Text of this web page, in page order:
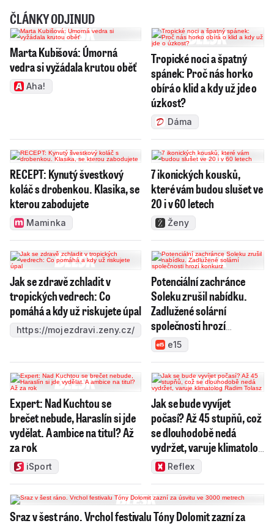
ČLÁNKY ODJINUD
Marta Kubišová: Úmorná
vedra si vyžádala krutou oběť
Aha!
Tropické noci a špatný
spánek: Proč nás horko
obírá o klid a kdy už jde o
úzkost?
Dáma
RECEPT: Kynutý švestkový
koláč s drobenkou. Klasika, se
kterou zabodujete
Maminka
7 ikonických kousků,
které vám budou slušet ve
20 i v 60 letech
Ženy
Jak se zdravě zchladit v
tropických vedrech: Co
pomáhá a kdy už riskujete úpal
https://mojezdravi.zeny.cz/
Potenciální zachránce
Soleku zrušil nabídku.
Zadlužené solární
společnosti hrozí
konkurz
e15
Expert: Nad Kuchtou se
brečet nebude, Haraslín si jde
vydělat. A ambice na titul? Až
za rok
iSport
Jak se bude vyvíjet
počasí? Až 45 stupňů, což
se dlouhodobě nedá
vydržet, varuje klimatolog
Radim Tolasz
Reflex
Sraz v šest ráno. Vrchol festivalu Tóny Dolomit zazní za